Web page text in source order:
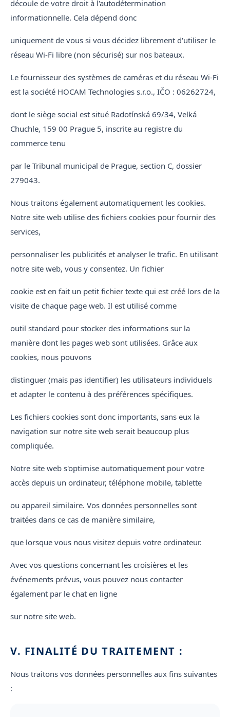
découle de votre droit à l'autodétermination
informationnelle. Cela dépend donc
uniquement de vous si vous décidez librement d'utiliser le
réseau Wi-Fi libre (non sécurisé) sur nos bateaux.
Le fournisseur des systèmes de caméras et du réseau Wi-Fi
est la société HOCAM Technologies s.r.o., IČO : 06262724,
dont le siège social est situé Radotínská 69/34, Velká
Chuchle, 159 00 Prague 5, inscrite au registre du
commerce tenu
par le Tribunal municipal de Prague, section C, dossier
279043.
Nous traitons également automatiquement les cookies.
Notre site web utilise des fichiers cookies pour fournir des
services,
personnaliser les publicités et analyser le trafic. En utilisant
notre site web, vous y consentez. Un fichier
cookie est en fait un petit fichier texte qui est créé lors de la
visite de chaque page web. Il est utilisé comme
outil standard pour stocker des informations sur la
manière dont les pages web sont utilisées. Grâce aux
cookies, nous pouvons
distinguer (mais pas identifier) les utilisateurs individuels
et adapter le contenu à des préférences spécifiques.
Les fichiers cookies sont donc importants, sans eux la
navigation sur notre site web serait beaucoup plus
compliquée.
Notre site web s'optimise automatiquement pour votre
accès depuis un ordinateur, téléphone mobile, tablette
ou appareil similaire. Vos données personnelles sont
traitées dans ce cas de manière similaire,
que lorsque vous nous visitez depuis votre ordinateur.
Avec vos questions concernant les croisières et les
événements prévus, vous pouvez nous contacter
également par le chat en ligne
sur notre site web.
V. FINALITÉ DU TRAITEMENT :
Nous traitons vos données personnelles aux fins suivantes
: